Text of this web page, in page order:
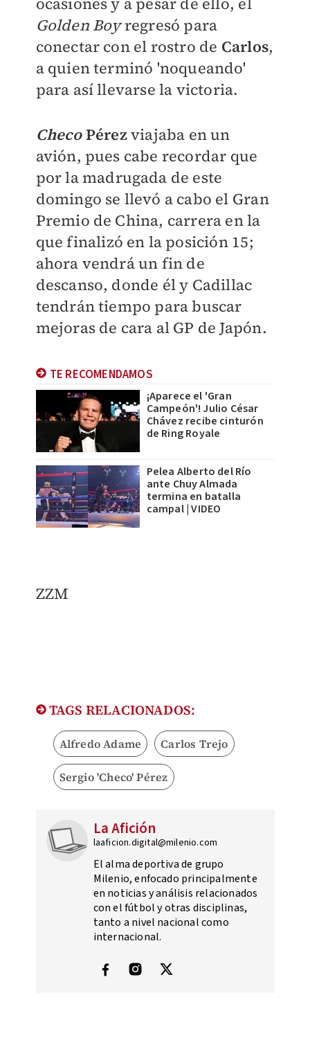
Golden Boyregresó para
conectar con el rostro de Carlos,
a quien terminó 'noqueando'
para así llevarse la victoria.
ChecoPérezviajaba en un
avión, pues cabe recordar que
por la madrugada de este
domingo se llevó a cabo el Gran
Premio de China, carrera en la
que finalizó en la posición 15;
ahora vendrá un fin de
descanso, donde él y Cadillac
tendrán tiempo para buscar
mejoras de cara al GP de Japón.
TE RECOMENDAMOS
¡Aparece el 'Gran
Campeón'! Julio César
Chávez recibe cinturón
de Ring Royale
Pelea Alberto del Río
ante Chuy Almada
termina en batalla
campal | VIDEO
ZZM
TAGS RELACIONADOS:
Alfredo Adame Carlos Trejo
Sergio 'Checo' Pérez
La Afición
laaficion.digital@milenio.com
El alma deportiva de grupo
Milenio, enfocado principalmente
en noticias y análisis relacionados
con el fútbol y otras disciplinas,
tanto a nivel nacional como
internacional.